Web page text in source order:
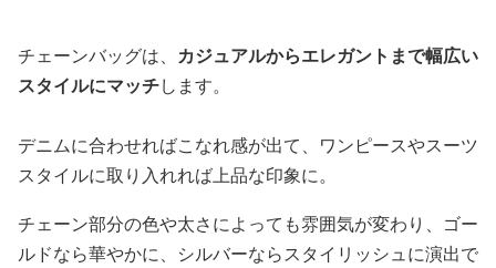
チェーンバッグは、 カジュアルからエレガントまで幅広い
スタイルにマッチします。
デニムに合わせればこなれ感が出て、ワンピースやスーツ
スタイルに取り入れれば上品な印象に。
チェーン部分の色や太さによっても雰囲気が変わり、ゴー
ルドなら華やかに、シルバーならスタイリッシュに演出で